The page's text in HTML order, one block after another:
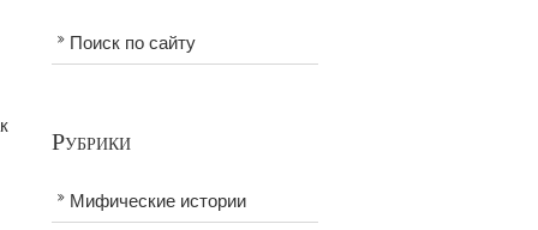
Поиск по сайту
Рубрики
Мифические истории